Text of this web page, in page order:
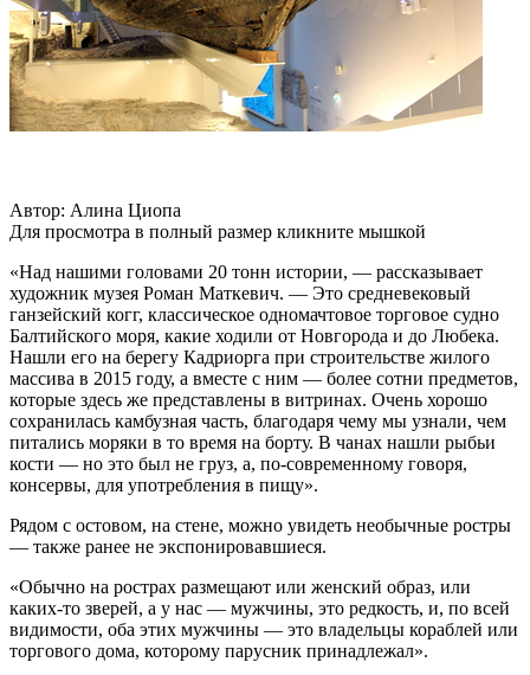
Автор: Алина Циопа
Для просмотра в полный размер кликните мышкой
«Над нашими головами 20 тонн истории, — рассказывает
художник музея Роман Маткевич. — Это средневековый
ганзейский когг, классическое одномачтовое торговое судно
Балтийского моря, какие ходили от Новгорода и до Любека.
Нашли его на берегу Кадриорга при строительстве жилого
массива в 2015 году, а вместе с ним — более сотни предметов,
которые здесь же представлены в витринах. Очень хорошо
сохранилась камбузная часть, благодаря чему мы узнали, чем
питались моряки в то время на борту. В чанах нашли рыбьи
кости — но это был не груз, а, по-современному говоря,
консервы, для употребления в пищу».
Рядом с остовом, на стене, можно увидеть необычные ростры
— также ранее не экспонировавшиеся.
«Обычно на рострах размещают или женский образ, или
каких-то зверей, а у нас — мужчины, это редкость, и, по всей
видимости, оба этих мужчины — это владельцы кораблей или
торгового дома, которому парусник принадлежал».